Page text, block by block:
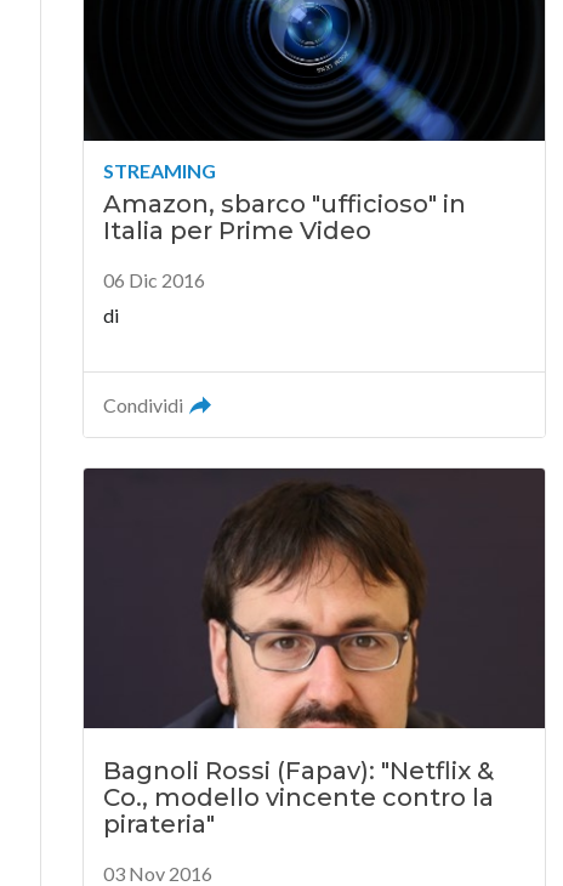
STREAMING
Amazon, sbarco "ufficioso" in
Italia per Prime Video
06 Dic 2016
di
Condividi
Bagnoli Rossi (Fapav): "Netflix &
Co., modello vincente contro la
pirateria"
03 Nov 2016